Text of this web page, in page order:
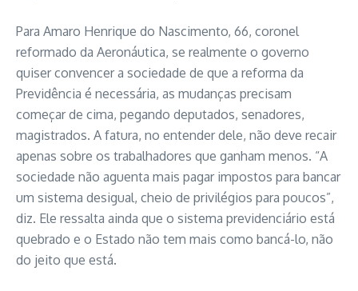
Para Amaro Henrique do Nascimento, 66, coronel
reformado da Aeronáutica, se realmente o governo
quiser convencer a sociedade de que a reforma da
Previdência é necessária, as mudanças precisam
começar de cima, pegando deputados, senadores,
magistrados. A fatura, no entender dele, não deve recair
apenas sobre os trabalhadores que ganham menos. “A
sociedade não aguenta mais pagar impostos para bancar
um sistema desigual, cheio de privilégios para poucos”,
diz. Ele ressalta ainda que o sistema previdenciário está
quebrado e o Estado não tem mais como bancá-lo, não
do jeito que está.